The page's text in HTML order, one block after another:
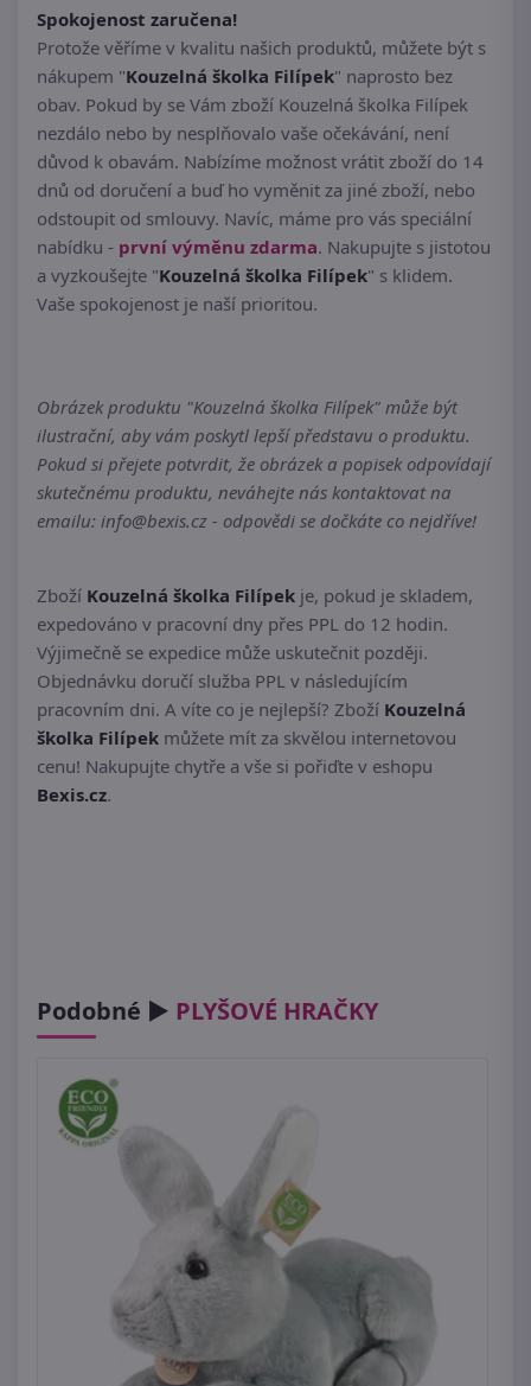
Spokojenost zaručena!
Protože věříme v kvalitu našich produktů, můžete být s
nákupem "Kouzelná školka Filípek" naprosto bez
obav. Pokud by se Vám zboží Kouzelná školka Filípek
nezdálo nebo by nesplňovalo vaše očekávání, není
důvod k obavám. Nabízíme možnost vrátit zboží do 14
dnů od doručení a buď ho vyměnit za jiné zboží, nebo
odstoupit od smlouvy. Navíc, máme pro vás speciální
nabídku - první výměnu zdarma. Nakupujte s jistotou
a vyzkoušejte "Kouzelná školka Filípek" s klidem.
Vaše spokojenost je naší prioritou.
Obrázek produktu "Kouzelná školka Filípek" může být
ilustrační, aby vám poskytl lepší představu o produktu.
Pokud si přejete potvrdit, že obrázek a popisek odpovídají
skutečnému produktu, neváhejte nás kontaktovat na
emailu: info@bexis.cz - odpovědi se dočkáte co nejdříve!
Zboží Kouzelná školka Filípek je, pokud je skladem,
expedováno v pracovní dny přes PPL do 12 hodin.
Výjimečně se expedice může uskutečnit později.
Objednávku doručí služba PPL v následujícím
pracovním dni. A víte co je nejlepší? Zboží Kouzelná
školka Filípek můžete mít za skvělou internetovou
cenu! Nakupujte chytře a vše si pořiďte v eshopu
Bexis.cz.
Podobné ► PLYŠOVÉ HRAČKY